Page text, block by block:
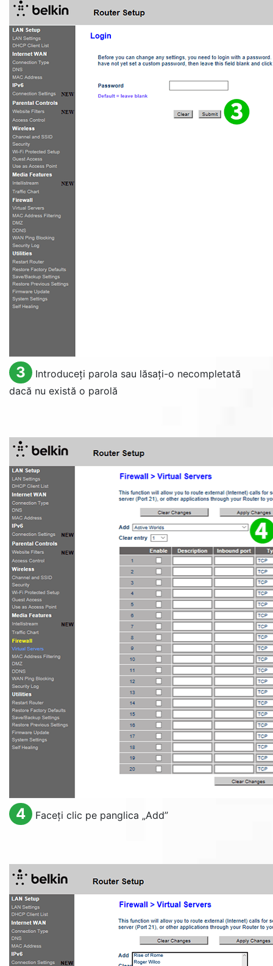
3
Introduceți parola sau lăsați-o necompletată
dacă nu există o parolă
4 Faceți clic pe panglica „Add”